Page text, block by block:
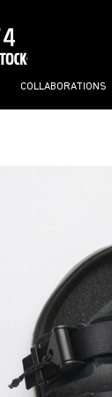
COLLABORATIONS